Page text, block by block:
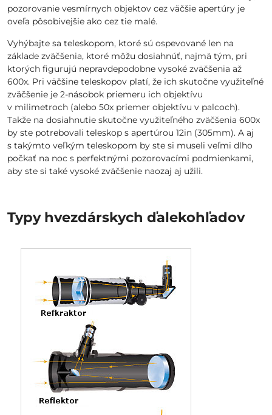
pozorovanie vesmírnych objektov cez väčšie apertúry je
oveľa pôsobivejšie ako cez tie malé.
Vyhýbajte sa teleskopom, ktoré sú ospevované len na
základe zväčšenia, ktoré môžu dosiahnúť, najmä tým, pri
ktorých figurujú nepravdepodobne vysoké zväčšenia až
600x. Pri väčšine teleskopov platí, že ich skutočne využiteľné
zväčšenie je 2-násobok priemeru ich objektívu
v milimetroch (alebo 50x priemer objektívu v palcoch).
Takže na dosiahnutie skutočne využiteľného zväčšenia 600x
by ste potrebovali teleskop s apertúrou 12in (305mm). A aj
s takýmto veľkým teleskopom by ste si museli veľmi dlho
počkať na noc s perfektnými pozorovacími podmienkami,
aby ste si také vysoké zväčšenie naozaj aj užili.
Typy hvezdárskych ďalekohľadov